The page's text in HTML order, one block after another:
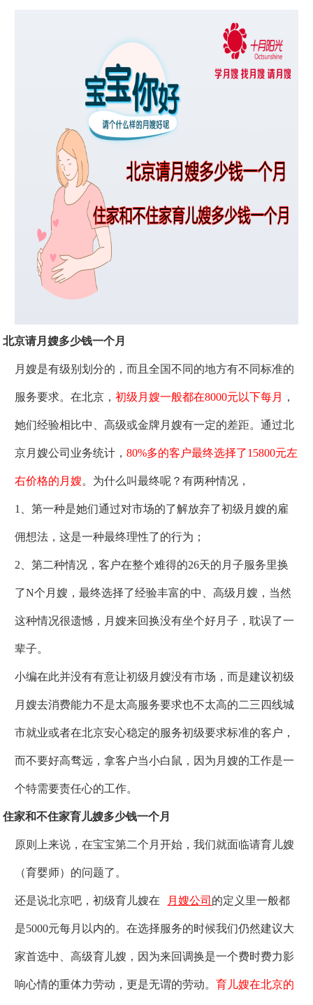
北京请月嫂多少钱一个月
月嫂是有级别划分的，而且全国不同的地方有不同标准的
服务要求。在北京，初级月嫂一般都在8000元以下每月 ，
她们经验相比中、高级或金牌月嫂有一定的差距。通过北
京月嫂公司业务统计，80%多的客户最终选择了15800元左
右价格的月嫂。为什么叫最终呢？有两种情况，
1、第一种是她们通过对市场的了解放弃了初级月嫂的雇
佣想法，这是一种最终理性了的行为；
2、第二种情况，客户在整个难得的26天的月子服务里换
了N个月嫂，最终选择了经验丰富的中、高级月嫂，当然
这种情况很遗憾，月嫂来回换没有坐个好月子，耽误了一
辈子。
小编在此并没有有意让初级月嫂没有市场，而是建议初级
月嫂去消费能力不是太高服务要求也不太高的二三四线城
市就业或者在北京安心稳定的服务初级要求标准的客户，
而不要好高骛远，拿客户当小白鼠，因为月嫂的工作是一
个特需要责任心的工作。
住家和不住家育儿嫂多少钱一个月
原则上来说，在宝宝第二个月开始，我们就面临请育儿嫂
（育婴师）的问题了。
还是说北京吧，初级育儿嫂在 月嫂公司 的定义里一般都
是5000元每月以内的。在选择服务的时候我们仍然建议大
家首选中、高级育儿嫂，因为来回调换是一个费时费力影
响心情的重体力劳动，更是无谓的劳动。育儿嫂在北京的